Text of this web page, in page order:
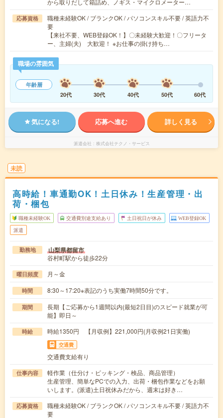
応募資格
職種未経験OK / ブランクOK / パソコンスキル不要 / 英語力不
要
【来社不要、WEB登録OK！】〇未経験大歓迎！〇フリータ
ー、主婦(夫) 大歓迎！ ※お仕事の掛け持ち…
職場の雰囲気
年齢層
20代
30代 40代 50代 60代
気になる! 応募へ進む 詳しく見る
派遣会社 株式会社テクノ・サービス
未読
高時給！車通勤OK！土日休み！生産管理・出
荷・梱包
職種未経験OK 交通費別途支給あり 土日祝日が休み WEB登録OK
派遣
勤務地 山梨県都留市
谷村町駅から徒歩22分
曜日頻度 月～金
時間 8:30～17:20※表記のうち実働7時間50分です。
期間
長期【ご応募から1週間以内(最短2日目)のスピード就業が可
能】即日～
時給 時給1350円 【月収例】221,000円(月収例21日実働)
交通費
交通費支給有り
仕事内容
軽作業（仕分け・ピッキング・検品、商品管理）
生産管理、簡単なPCでの入力、出荷・梱包作業などをお願
いします。(派遣)土日祝休みだから、週末は好き…
応募資格
職種未経験OK / ブランクOK / パソコンスキル不要 / 英語力不
要